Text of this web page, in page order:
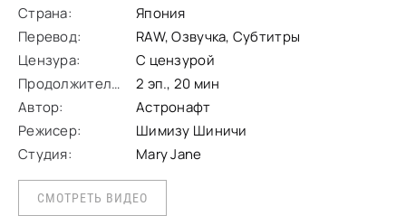
Страна:
Япония
Перевод:
RAW, Озвучка, Субтитры
Цензура:
С цензурой
Продолжительность:
2 эп., 20 мин
Автор:
Астронафт
Режисер:
Шимизу Шиничи
Студия:
Mary Jane
СМОТРЕТЬ ВИДЕО